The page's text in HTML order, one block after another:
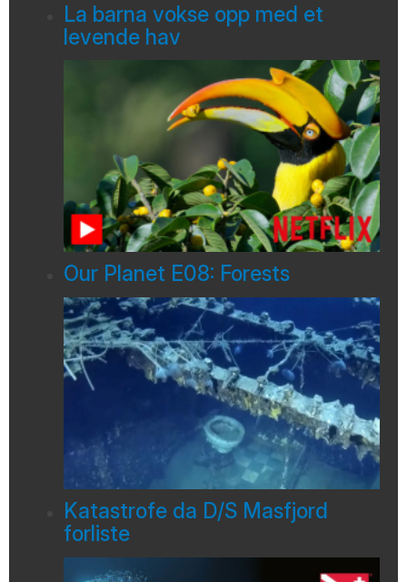
La barna vokse opp med et
levende hav
Our Planet E08: Forests
Katastrofe da D/S Masfjord
forliste